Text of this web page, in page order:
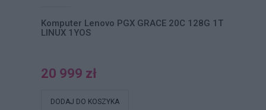
Komputer Lenovo PGX GRACE 20C 128G 1T
LINUX 1YOS
20 999 zł
DODAJ DO KOSZYKA